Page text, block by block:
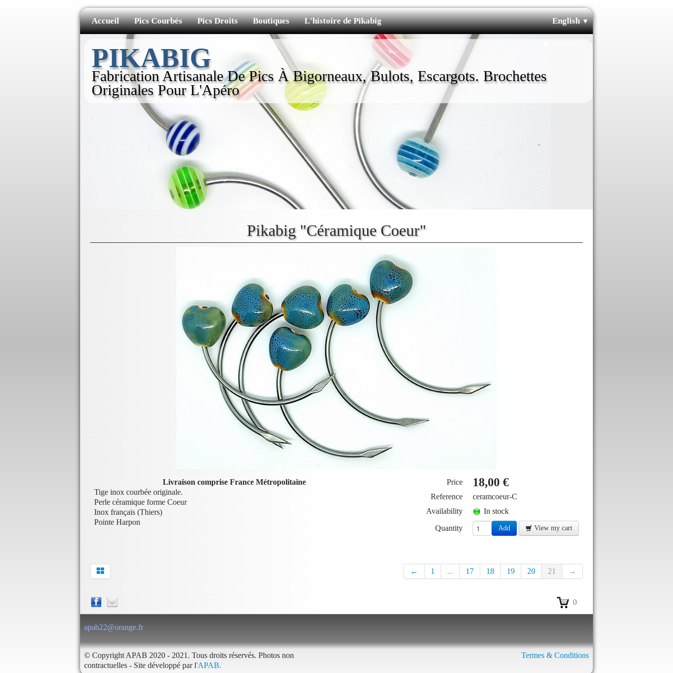
English▼
Accueil Pics Courbés Pics Droits Boutiques L'histoire de Pikabig
PIKABIG
Fabrication Artisanale De Pics À Bigorneaux, Bulots, Escargots. Brochettes
Originales Pour L'Apéro
Pikabig "Céramique Coeur"
Price 18,00 €
Reference
ceramcoeur-C
Availability
In stock
Quantity
Add View my cart
Livraison comprise France Métropolitaine
Tige inox courbée originale.
Perle céramique forme Coeur
Inox français (Thiers)
Pointe Harpon
← 1 ... 17 18 19 20 21 →
0
apab22@orange.fr
© Copyright APAB 2020 - 2021. Tous droits réservés. Photos non
contractuelles - Site développé par l'APAB.
Termes & Conditions